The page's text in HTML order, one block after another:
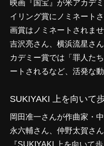
映画『国宝』が米アカデ
イリング賞にノミネート
画賞はノミネートされま
吉沢亮さん、横浜流星さ
カデミー賞では「罪人た
ートされるなど、活発な
SUKIYAKI 上を向いて
岡田准一さんが作曲家・
永六輔さん、仲野太賀さ
『SUKIYAKI 上を向いて